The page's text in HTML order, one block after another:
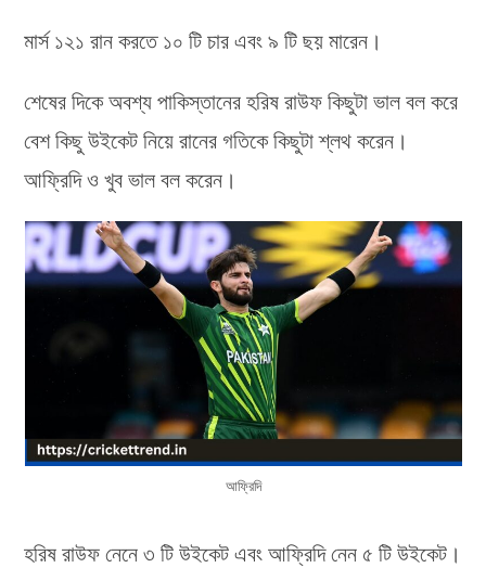
মার্স ১২১ রান করতে ১০ টি চার এবং ৯ টি ছয় মারেন।
শেষের দিকে অবশ্য পাকিস্তানের হরিষ রাউফ কিছুটা ভাল বল করে
বেশ কিছু উইকেট নিয়ে রানের গতিকে কিছুটা শ্লথ করেন।
আফ্রিদি ও খুব ভাল বল করেন।
আফ্রিদি
হরিষ রাউফ নেনে ৩ টি উইকেট এবং আফ্রিদি নেন ৫ টি উইকেট।